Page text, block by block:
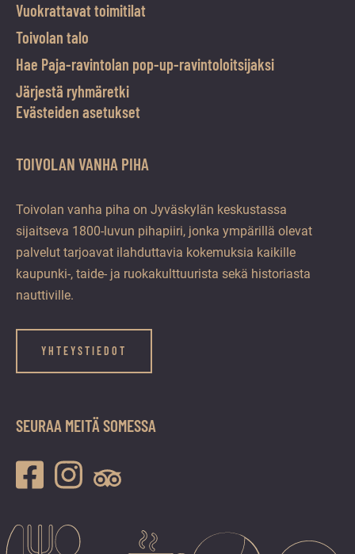
Vuokrattavat toimitilat
Toivolan talo
Hae Paja-ravintolan pop-up-ravintoloitsijaksi
Järjestä ryhmäretki
Evästeiden asetukset
TOIVOLAN VANHA PIHA
Toivolan vanha piha on Jyväskylän keskustassa
sijaitseva 1800-luvun pihapiiri, jonka ympärillä olevat
palvelut tarjoavat ilahduttavia kokemuksia kaikille
kaupunki-, taide- ja ruokakulttuurista sekä historiasta
nauttiville.
YHTEYSTIEDOT
SEURAA MEITÄ SOMESSA